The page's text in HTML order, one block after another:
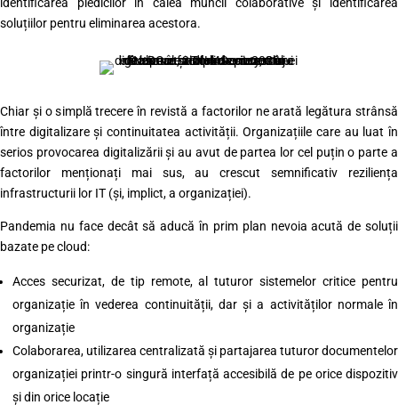
soluțiilor pentru eliminarea acestora.
Chiar și o simplă trecere în revistă a factorilor ne arată legătura strânsă
între digitalizare și continuitatea activității. Organizațiile care au luat în
serios provocarea digitalizării și au avut de partea lor cel puțin o parte a
factorilor menționați mai sus, au crescut semnificativ reziliența
infrastructurii lor IT (și, implict, a organizației).
Pandemia nu face decât să aducă în prim plan nevoia acută de soluții
bazate pe cloud:
Acces securizat, de tip remote, al tuturor sistemelor critice pentru
organizație în vederea continuității, dar și a activităților normale în
organizație
Colaborarea, utilizarea centralizată și partajarea tuturor documentelor
organizației printr-o singură interfață accesibilă de pe orice dispozitiv
și din orice locație